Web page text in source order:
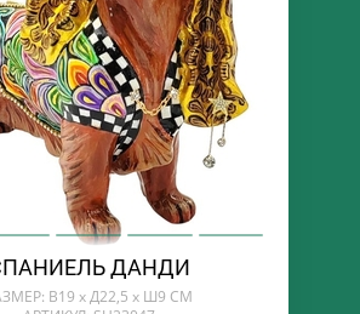
ДАНДИ
В19 х Д22,5 х Ш9 СМ